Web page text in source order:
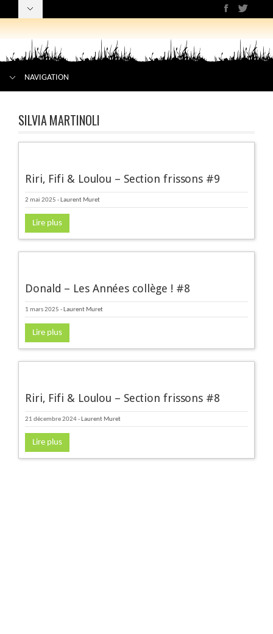
NAVIGATION
SILVIA MARTINOLI
Riri, Fifi & Loulou – Section frissons #9
2 mai 2025 - Laurent Muret
Lire plus
Donald – Les Années collège ! #8
1 mars 2025 - Laurent Muret
Lire plus
Riri, Fifi & Loulou – Section frissons #8
21 décembre 2024- Laurent Muret
Lire plus